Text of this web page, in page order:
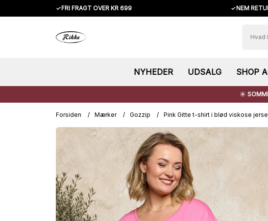
✓FRI FRAGT OVER KR 699 ✓NEM
NYHEDER UDSALG SHOP
☀️
Forsiden / Mærker / Gozzip / Pink Gitte t-shirt i blød viskose